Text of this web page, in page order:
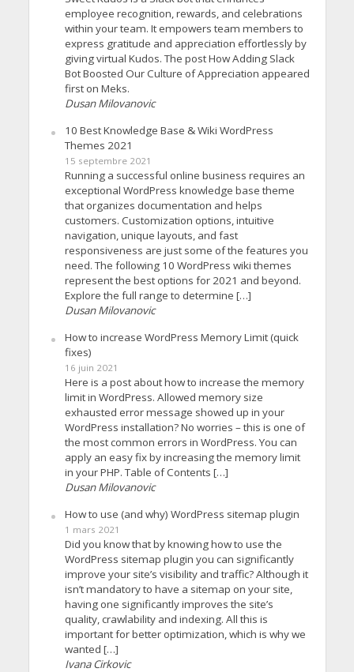
employee recognition, rewards, and celebrations
within your team. It empowers team members to
express gratitude and appreciation effortlessly by
giving virtual Kudos. The post How Adding Slack
Bot Boosted Our Culture of Appreciation appeared
first on Meks.
Dusan Milovanovic
10 Best Knowledge Base & Wiki WordPress
Themes 2021
15 septembre 2021
Running a successful online business requires an
exceptional WordPress knowledge base theme
that organizes documentation and helps
customers. Customization options, intuitive
navigation, unique layouts, and fast
responsiveness are just some of the features you
need. The following 10 WordPress wiki themes
represent the best options for 2021 and beyond.
Explore the full range to determine […]
Dusan Milovanovic
How to increase WordPress Memory Limit (quick
fixes)
16 juin 2021
Here is a post about how to increase the memory
limit in WordPress. Allowed memory size
exhausted error message showed up in your
WordPress installation? No worries – this is one of
the most common errors in WordPress. You can
apply an easy fix by increasing the memory limit
in your PHP. Table of Contents […]
Dusan Milovanovic
How to use (and why) WordPress sitemap plugin
1 mars 2021
Did you know that by knowing how to use the
WordPress sitemap plugin you can significantly
improve your site’s visibility and traffic? Although it
isn’t mandatory to have a sitemap on your site,
having one significantly improves the site’s
quality, crawlability and indexing. All this is
important for better optimization, which is why we
wanted […]
Ivana Cirkovic